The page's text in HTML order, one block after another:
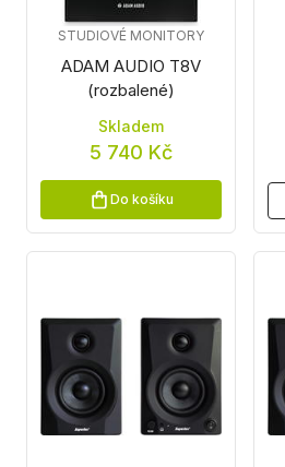
ADAM AUDIO T8V
(rozbalené)
STUDIOVÉ MONITORY
Skladem
5 740 Kč
Do košíku